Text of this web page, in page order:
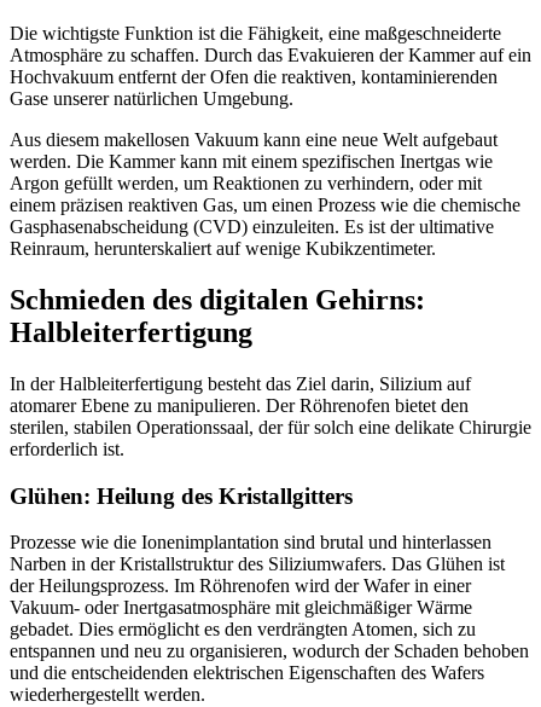
Die wichtigste Funktion ist die Fähigkeit, eine maßgeschneiderte
Atmosphäre zu schaffen. Durch das Evakuieren der Kammer auf ein
Hochvakuum entfernt der Ofen die reaktiven, kontaminierenden
Gase unserer natürlichen Umgebung.
Aus diesem makellosen Vakuum kann eine neue Welt aufgebaut
werden. Die Kammer kann mit einem spezifischen Inertgas wie
Argon gefüllt werden, um Reaktionen zu verhindern, oder mit
einem präzisen reaktiven Gas, um einen Prozess wie die chemische
Gasphasenabscheidung (CVD) einzuleiten. Es ist der ultimative
Reinraum, herunterskaliert auf wenige Kubikzentimeter.
Schmieden des digitalen Gehirns:
Halbleiterfertigung
In der Halbleiterfertigung besteht das Ziel darin, Silizium auf
atomarer Ebene zu manipulieren. Der Röhrenofen bietet den
sterilen, stabilen Operationssaal, der für solch eine delikate Chirurgie
erforderlich ist.
Glühen: Heilung des Kristallgitters
Prozesse wie die Ionenimplantation sind brutal und hinterlassen
Narben in der Kristallstruktur des Siliziumwafers. Das Glühen ist
der Heilungsprozess. Im Röhrenofen wird der Wafer in einer
Vakuum- oder Inertgasatmosphäre mit gleichmäßiger Wärme
gebadet. Dies ermöglicht es den verdrängten Atomen, sich zu
entspannen und neu zu organisieren, wodurch der Schaden behoben
und die entscheidenden elektrischen Eigenschaften des Wafers
wiederhergestellt werden.